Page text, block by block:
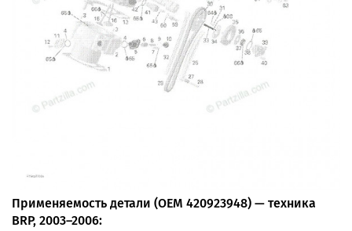
Применяемость детали (OEM 420923948) — техника
BRP, 2003–2006: